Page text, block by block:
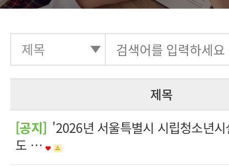
제목
[공지] '2026년 서울특별시 시립청소년
도 …